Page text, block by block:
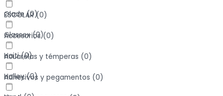
Glade (0)
Glassex (0)
Haiti (0)
Halley (0)
ESCOLAR (0)
Accesorios (0)
Acuarelas y témperas (0)
Adhesivos y pegamentos (0)